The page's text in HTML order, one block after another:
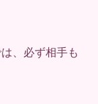
、必ず相手も